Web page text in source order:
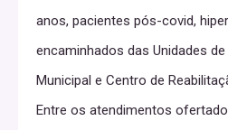
anos, pacientes pós-covid,
encaminhados das Unidades de
Municipal e Centro de
Entre os atendimentos